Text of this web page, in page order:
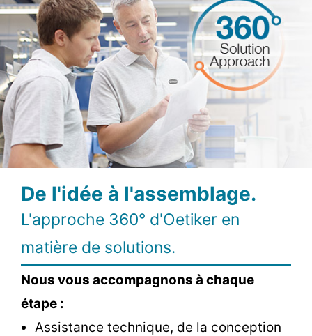
De l'idée à l'assemblage.
L'approche 360° d'Oetiker en
matière de solutions.
Nous vous accompagnons à chaque
étape :
Assistance technique, de la conception